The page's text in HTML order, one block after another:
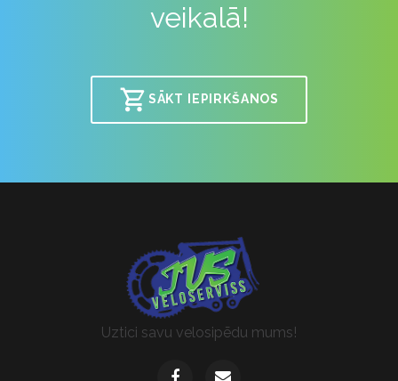
veikalā!
SĀKT IEPIRKŠANOS
Uztici savu velosipēdu mums!